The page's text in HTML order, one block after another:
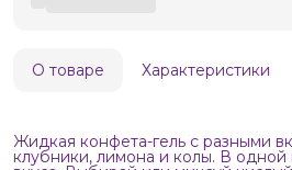
О товаре Характеристики
Жидкая конфета-гель с разными
клубники, лимона и колы. В одной